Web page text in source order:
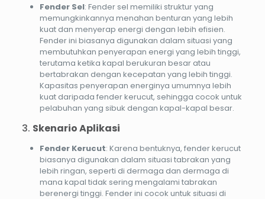
Fender Sel: Fender sel memiliki struktur yang
memungkinkannya menahan benturan yang lebih
kuat dan menyerap energi dengan lebih efisien.
Fender ini biasanya digunakan dalam situasi yang
membutuhkan penyerapan energi yang lebih tinggi,
terutama ketika kapal berukuran besar atau
bertabrakan dengan kecepatan yang lebih tinggi.
Kapasitas penyerapan energinya umumnya lebih
kuat daripada fender kerucut, sehingga cocok untuk
pelabuhan yang sibuk dengan kapal-kapal besar.
3. Skenario Aplikasi
Fender Kerucut: Karena bentuknya, fender kerucut
biasanya digunakan dalam situasi tabrakan yang
lebih ringan, seperti di dermaga dan dermaga di
mana kapal tidak sering mengalami tabrakan
berenergi tinggi. Fender ini cocok untuk situasi di